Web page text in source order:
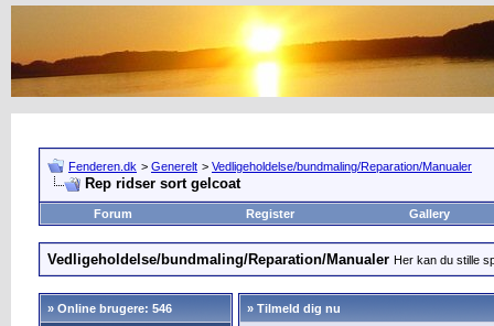
Fenderen.dk > Generelt > Vedligeholdelse/bundmaling/Reparation/Manualer
Rep ridser sort gelcoat
Forum Register Gallery
Vedligeholdelse/bundmaling/Reparation/Manualer Her kan du stille
» Online brugere: 546
» Tilmeld dig nu